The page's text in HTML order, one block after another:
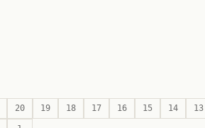
20 19 18 17 16 15 14 13